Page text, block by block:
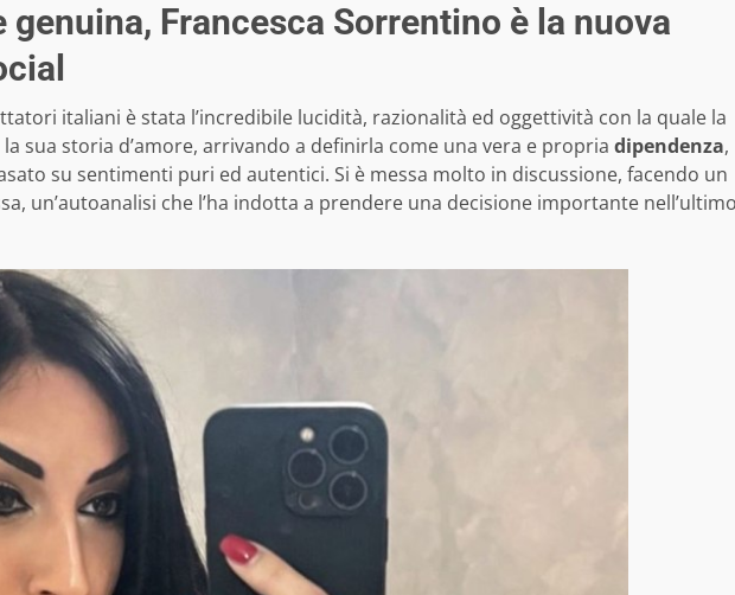
genuina, Francesca Sorrentino è la nuova
italiani è stata l’incredibile lucidità, razionalità ed oggettività con la quale la
sua storia d’amore, arrivando a definirla come una vera e propria dipendenza,
su sentimenti puri ed autentici. Si è messa molto in discussione, facendo un
un’autoanalisi che l’ha indotta a prendere una decisione importante